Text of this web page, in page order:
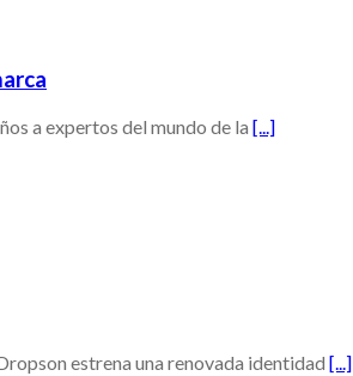
a expertos del mundo de la [...]
estrena una renovada identidad [...]